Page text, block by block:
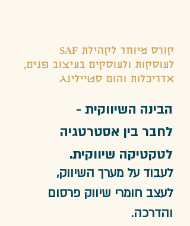
קורס מיוחד לקהילת SAF
לעוסקות ולעוסקים בעיצוב פנים,
אדריכלות והום סטיילינג
הבינה השיווקית -
לחבר בין אסטרטגיה
לטקטיקה שיווקית.
לעבוד על מערך השיווק,
לעצב חומרי שיווק פרסום
והדרכה.